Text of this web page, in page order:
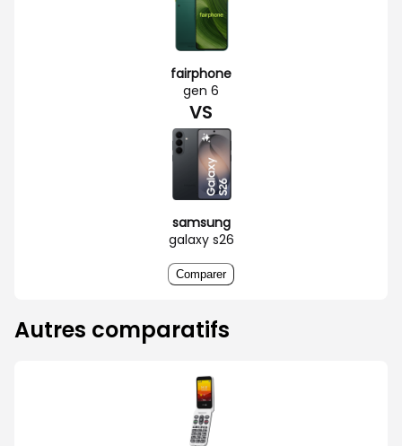
fairphone
gen 6
VS
samsung
galaxy s26
Comparer
Autres comparatifs